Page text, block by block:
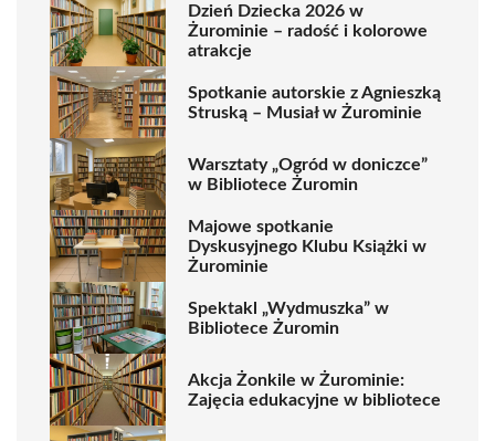
Dzień Dziecka 2026 w
Żurominie – radość i kolorowe
atrakcje
Spotkanie autorskie z Agnieszką
Struską – Musiał w Żurominie
Warsztaty „Ogród w doniczce”
w Bibliotece Żuromin
Majowe spotkanie
Dyskusyjnego Klubu Książki w
Żurominie
Spektakl „Wydmuszka” w
Bibliotece Żuromin
Akcja Żonkile w Żurominie:
Zajęcia edukacyjne w bibliotece